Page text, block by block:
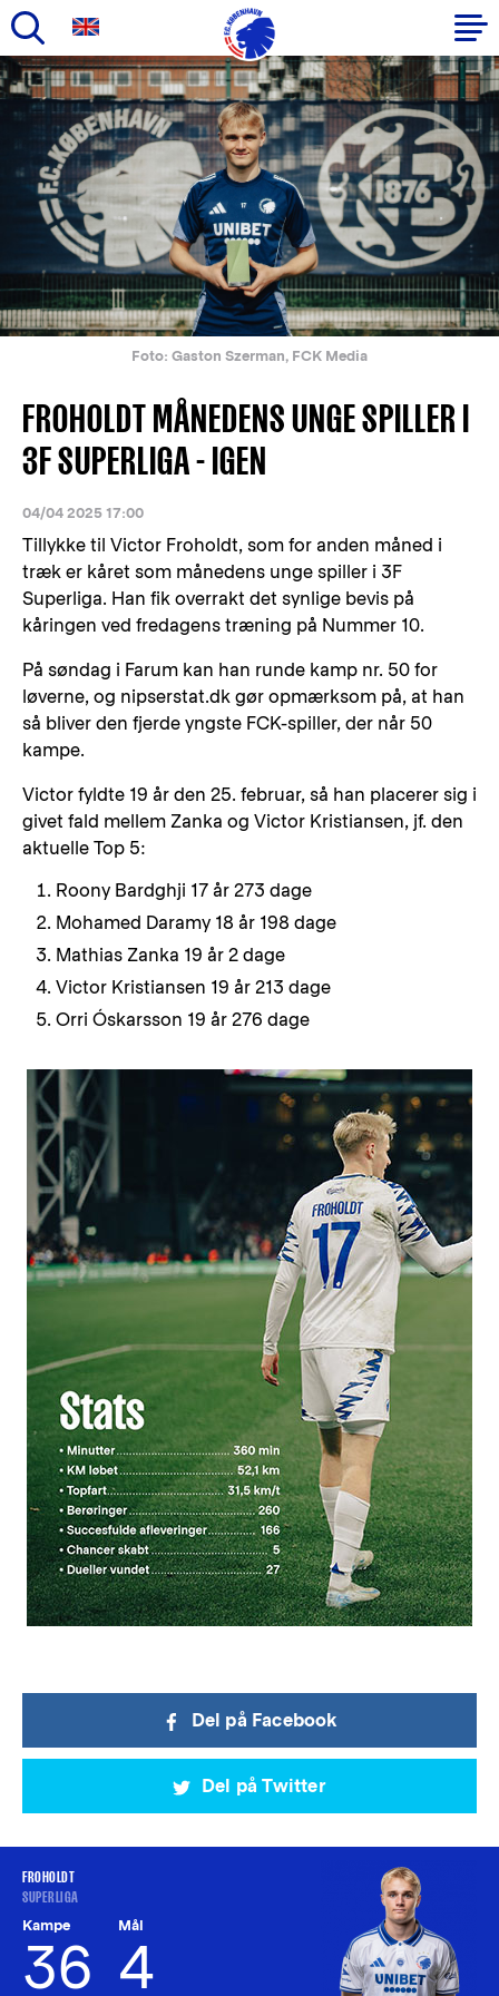
Gå
til
hovedindhold
Primær
navigation
Foto: Gaston Szerman, FCK Media
FROHOLDT MÅNEDENS UNGE SPILLER I
3F SUPERLIGA - IGEN
04/04 2025 17:00
Tillykke til Victor Froholdt, som for anden måned i
træk er kåret som månedens unge spiller i 3F
Superliga. Han fik overrakt det synlige bevis på
kåringen ved fredagens træning på Nummer 10.
På søndag i Farum kan han runde kamp nr. 50 for
løverne, og nipserstat.dk gør opmærksom på, at han
så bliver den fjerde yngste FCK-spiller, der når 50
kampe.
Victor fyldte 19 år den 25. februar, så han placerer sig i
givet fald mellem Zanka og Victor Kristiansen, jf. den
aktuelle Top 5:
Roony Bardghji 17 år 273 dage
Mohamed Daramy 18 år 198 dage
Mathias Zanka 19 år 2 dage
Victor Kristiansen 19 år 213 dage
Orri Óskarsson 19 år 276 dage
Del på Facebook
Del på Twitter
FROHOLDT
SUPERLIGA
Kampe
36
Mål
4